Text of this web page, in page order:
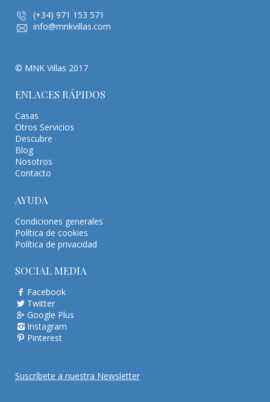
(+34) 971 153 571
info@mnkvillas.com
© MNK Villas 2017
ENLACES RÁPIDOS
Casas
Otros Servicios
Descubre
Blog
Nosotros
Contacto
AYUDA
Condiciones generales
Política de cookies
Política de privacidad
SOCIAL MEDIA
Facebook
Twitter
Google Plus
Instagram
Pinterest
Suscríbete a nuestra Newsletter